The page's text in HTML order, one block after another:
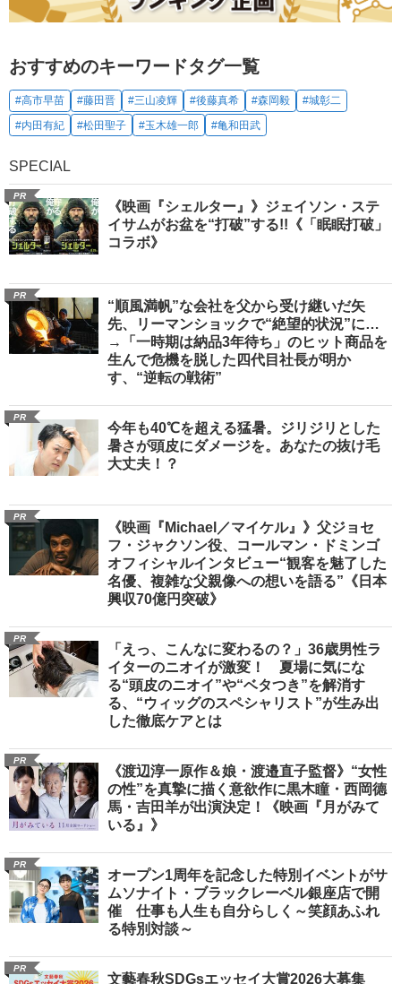
おすすめのキーワードタグ一覧
#高市早苗 #藤田晋 #三山凌輝 #後藤真希 #森岡毅
#城彰二
#内田有紀
#松田聖子 #玉木雄一郎 #亀和田武
SPECIAL
PR
《映画『シェルター』》ジェイソン・ステ
イサムがお盆を“打破”する!!《「眠眠打破」
コラボ》
PR
“順風満帆”な会社を父から受け継いだ矢
先、リーマンショックで“絶望的状況”に…
→「一時期は納品3年待ち」のヒット商品を
生んで危機を脱した四代目社長が明か
す、“逆転の戦術”
PR
今年も40℃を超える猛暑。ジリジリとした
暑さが頭皮にダメージを。あなたの抜け毛
大丈夫！？
PR
《映画『Michael／マイケル』》父ジョセ
フ・ジャクソン役、コールマン・ドミンゴ
オフィシャルインタビュー“観客を魅了した
名優、複雑な父親像への想いを語る”《日本
興収70億円突破》
PR
「えっ、こんなに変わるの？」36歳男性ラ
イターのニオイが激変！ 夏場に気にな
る“頭皮のニオイ”や“ベタつき”を解消す
る、“ウィッグのスペシャリスト”が生み出
した徹底ケアとは
PR
《渡辺淳一原作＆娘・渡邉直子監督》“女性
の性”を真摯に描く意欲作に黒木瞳・西岡德
馬・吉田羊が出演決定！《映画『月がみて
いる』》
PR
オープン1周年を記念した特別イベントがサ
ムソナイト・ブラックレーベル銀座店で開
催 仕事も人生も自分らしく～笑顔あふれ
る特別対談～
PR
文藝春秋SDGsエッセイ大賞2026大募集